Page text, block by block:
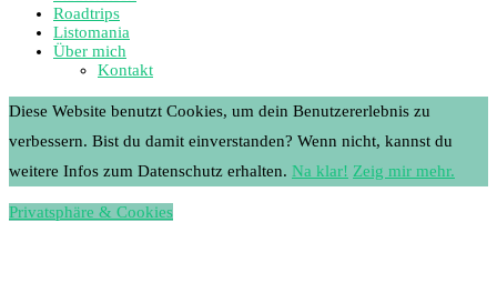
Roadtrips
Listomania
Über mich
Kontakt
Diese Website benutzt Cookies, um dein Benutzererlebnis zu
verbessern. Bist du damit einverstanden? Wenn nicht, kannst du
weitere Infos zum Datenschutz erhalten. Na klar! Zeig mir mehr.
Privatsphäre & Cookies